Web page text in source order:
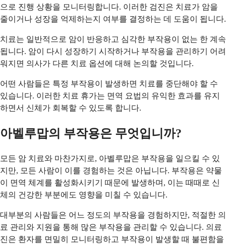
으로 진행 상황을 모니터링합니다. 이러한 검진은 치료가 암을
줄이거나 성장을 억제하는지 여부를 결정하는 데 도움이 됩니다.
치료는 일반적으로 암이 반응하고 심각한 부작용이 없는 한 계속
됩니다. 암이 다시 성장하기 시작하거나 부작용을 관리하기 어려
워지면 의사가 다른 치료 옵션에 대해 논의할 것입니다.
어떤 사람들은 특정 부작용이 발생하면 치료를 중단해야 할 수
있습니다. 이러한 치료 휴가는 면역 요법의 유익한 효과를 유지
하면서 신체가 회복할 수 있도록 합니다.
아벨루맙의 부작용은 무엇입니까?
모든 암 치료와 마찬가지로, 아벨루맙은 부작용을 일으킬 수 있
지만, 모든 사람이 이를 경험하는 것은 아닙니다. 부작용은 약물
이 면역 체계를 활성화시키기 때문에 발생하며, 이는 때때로 신
체의 건강한 부분에도 영향을 미칠 수 있습니다.
대부분의 사람들은 어느 정도의 부작용을 경험하지만, 적절한 의
료 관리와 지원을 통해 많은 부작용을 관리할 수 있습니다. 의료
진은 환자를 면밀히 모니터링하고 부작용이 발생할 때 불편함을